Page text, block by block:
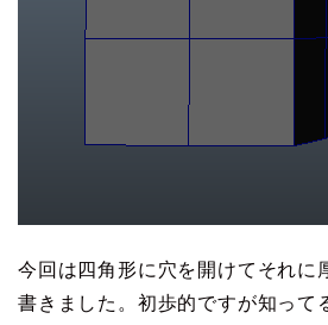
今回は四角形に穴を開けてそれに
書きました。初歩的ですが知って